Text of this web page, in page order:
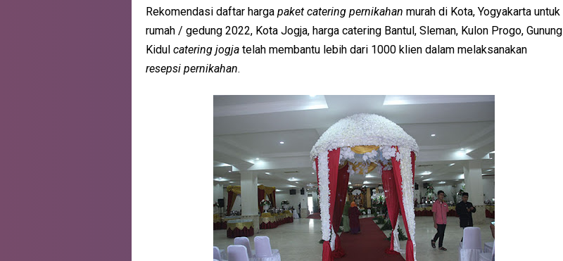
Rekomendasi daftar harga paket catering pernikahan murah di Kota, Yogyakarta untuk
rumah / gedung 2022, Kota Jogja, harga catering Bantul, Sleman, Kulon Progo, Gunung
Kidul catering jogja telah membantu lebih dari 1000 klien dalam melaksanakan
resepsi pernikahan.